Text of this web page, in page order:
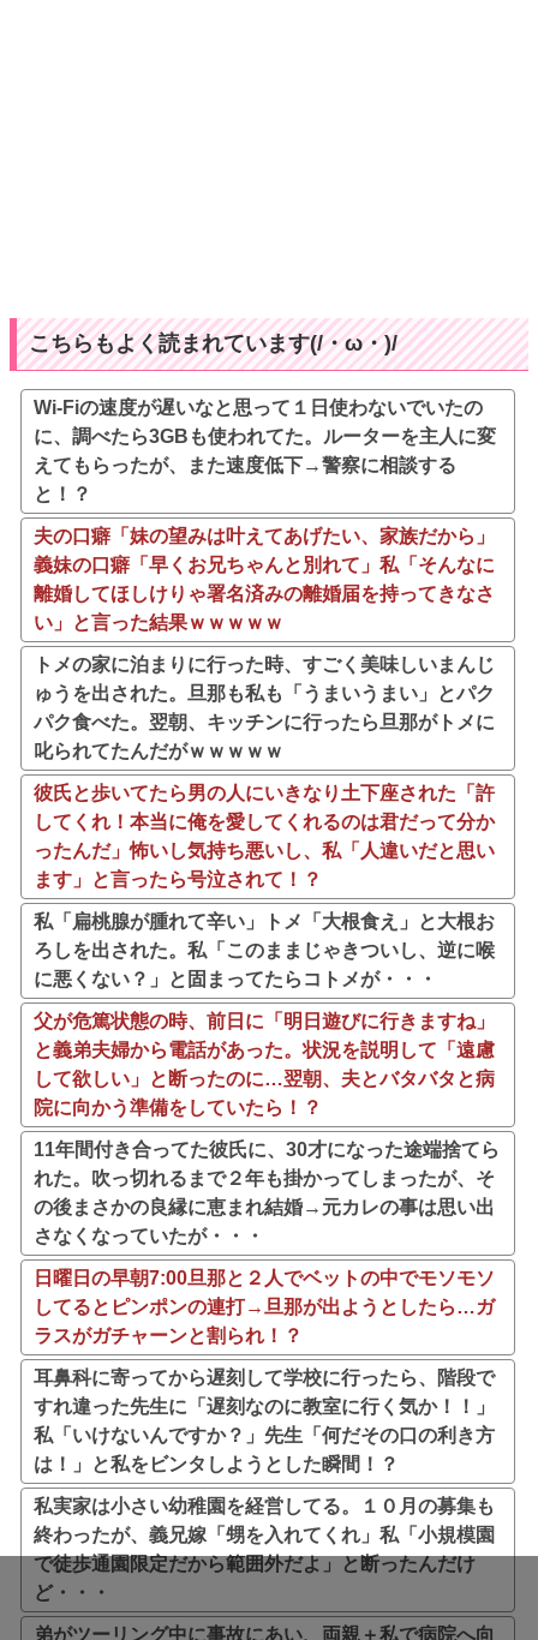
こちらもよく読まれています(/・ω・)/
Wi-Fiの速度が遅いなと思って１日使わないでいたの
に、調べたら3GBも使われてた。ルーターを主人に変
えてもらったが、また速度低下→警察に相談する
と！？
夫の口癖「妹の望みは叶えてあげたい、家族だから」
義妹の口癖「早くお兄ちゃんと別れて」私「そんなに
離婚してほしけりゃ署名済みの離婚届を持ってきなさ
い」と言った結果ｗｗｗｗｗ
トメの家に泊まりに行った時、すごく美味しいまんじ
ゅうを出された。旦那も私も「うまいうまい」とパク
パク食べた。翌朝、キッチンに行ったら旦那がトメに
叱られてたんだがｗｗｗｗｗ
彼氏と歩いてたら男の人にいきなり土下座された「許
してくれ！本当に俺を愛してくれるのは君だって分か
ったんだ」怖いし気持ち悪いし、私「人違いだと思い
ます」と言ったら号泣されて！？
私「扁桃腺が腫れて辛い」トメ「大根食え」と大根お
ろしを出された。私「このままじゃきついし、逆に喉
に悪くない？」と固まってたらコトメが・・・
父が危篤状態の時、前日に「明日遊びに行きますね」
と義弟夫婦から電話があった。状況を説明して「遠慮
して欲しい」と断ったのに…翌朝、夫とバタバタと病
院に向かう準備をしていたら！？
11年間付き合ってた彼氏に、30才になった途端捨てら
れた。吹っ切れるまで２年も掛かってしまったが、そ
の後まさかの良縁に恵まれ結婚→元カレの事は思い出
さなくなっていたが・・・
日曜日の早朝7:00旦那と２人でベットの中でモソモソ
してるとピンポンの連打→旦那が出ようとしたら…ガ
ラスがガチャーンと割られ！？
耳鼻科に寄ってから遅刻して学校に行ったら、階段で
すれ違った先生に「遅刻なのに教室に行く気か！！」
私「いけないんですか？」先生「何だその口の利き方
は！」と私をビンタしようとした瞬間！？
私実家は小さい幼稚園を経営してる。１０月の募集も
終わったが、義兄嫁「甥を入れてくれ」私「小規模園
で徒歩通園限定だから範囲外だよ」と断ったんだけ
ど・・・
弟がツーリング中に事故にあい、両親＋私で病院へ向